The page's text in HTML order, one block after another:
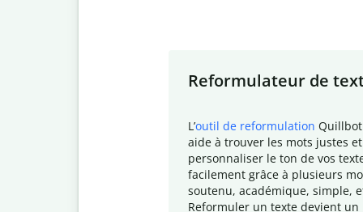
Reformulateur de
L ’outil de reformulation
aide à trouver les mots justes
personnaliser le ton de vos
facilement grâce à plusieurs
soutenu, académique, simple,
Reformuler un texte devient un